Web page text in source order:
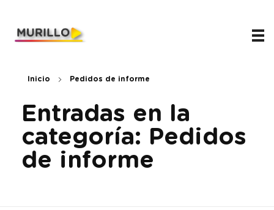
Inicio Pedidos de informe
Entradas en la
categoría: Pedidos
de informe